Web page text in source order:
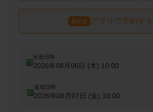
最安値 アプリで予約する
出発日時
2026年08月06日 (木) 10:00
返却日時
2026年08月07日 (金) 10:00